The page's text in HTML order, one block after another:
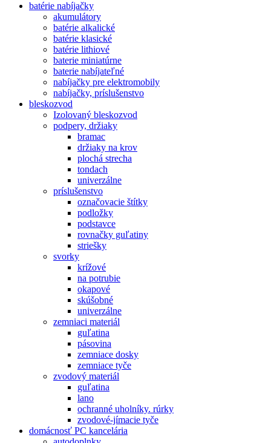
batérie nabíjačky
akumulátory
batérie alkalické
batérie klasické
batérie lithiové
baterie miniatúrne
baterie nabíjateľné
nabíjačky pre elektromobily
nabíjačky, príslušenstvo
bleskozvod
Izolovaný bleskozvod
podpery, držiaky
bramac
držiaky na krov
plochá strecha
tondach
univerzálne
príslušenstvo
označovacie štítky
podložky
podstavce
rovnačky guľatiny
striešky
svorky
krížové
na potrubie
okapové
skúšobné
univerzálne
zemniaci materiál
guľatina
pásovina
zemniace dosky
zemniace tyče
zvodový materiál
guľatina
lano
ochranné uholníky. rúrky
zvodové-jímacie tyče
domácnosť PC kancelária